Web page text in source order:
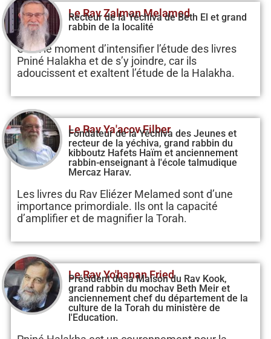
Le Rav Zalman Melamed
Recteur de la Yéchiva de Beth El et grand
rabbin de la localité
C’est le moment d’intensifier l’étude des livres
Pniné Halakha et de s’y joindre, car ils
adoucissent et exaltent l’étude de la Halakha.
Le Rav Ya'acov Filber
Fondateur de la Yéchiva des Jeunes et
recteur de la yéchiva, grand rabbin du
kibboutz Hafets Haïm et anciennement
rabbin-enseignant à l'école talmudique
Mercaz Harav.
Les livres du Rav Eliézer Melamed sont d’une
importance primordiale. Ils ont la capacité
d’amplifier et de magnifier la Torah.
Le Rav Yo'hanan Fried
Président de la Maison du Rav Kook,
grand rabbin du mochav Beth Meir et
anciennement chef du département de la
culture de la Torah du ministère de
l'Education.